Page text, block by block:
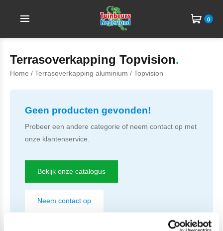
0
Terrasoverkapping Topvision
Home / Terrasoverkapping aluminium / Topvision
Geen producten gevonden!
Probeer een andere categorie of neem contact op met
onze klantenservice.
Bekijk onze catalogus
Neem contact op